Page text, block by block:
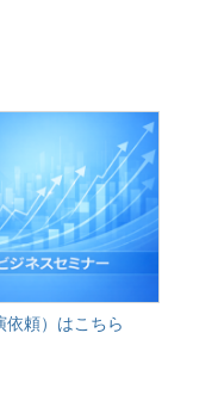
依頼）はこちら